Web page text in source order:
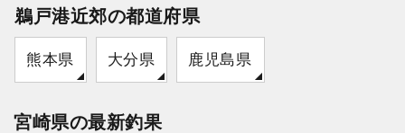
鵜戸港近郊の都道府県
熊本県 大分県 鹿児島県
宮崎県の最新釣果